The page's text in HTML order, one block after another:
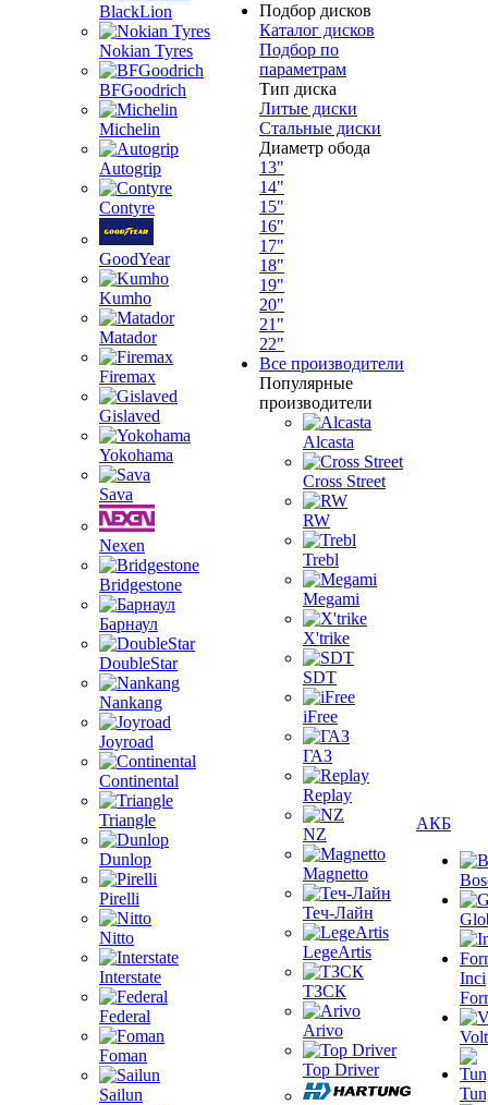
BlackLion
Nokian Tyres
BFGoodrich
Michelin
Autogrip
Contyre
GoodYear
Kumho
Matador
Firemax
Gislaved
Yokohama
Sava
Nexen
Bridgestone
Барнаул
DoubleStar
Nankang
Joyroad
Continental
Triangle
Dunlop
Pirelli
Nitto
Interstate
Federal
Foman
Sailun
Подбор дисков
Каталог дисков
Подбор по
параметрам
Тип диска
Литые диски
Стальные диски
Диаметр обода
13"
14"
15"
16"
17"
18"
19"
20"
21"
22"
Все производители
Популярные
производители
Alcasta
Cross Street
RW
Trebl
Megami
X'trike
SDT
iFree
ГАЗ
Replay
NZ
Magnetto
Теч-Лайн
LegeArtis
ТЗСК
Arivo
Top Driver
АКБ
Inci
Volt